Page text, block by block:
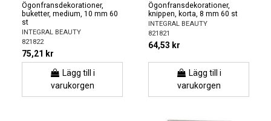
Ögonfransdekorationer,
buketter, medium, 10 mm 60
st
INTEGRAL BEAUTY
821822
75,21 kr
Lägg till i
varukorgen
Ögonfransdekorationer,
knippen, korta, 8 mm 60 st
INTEGRAL BEAUTY
821821
64,53 kr
Lägg till i
varukorgen